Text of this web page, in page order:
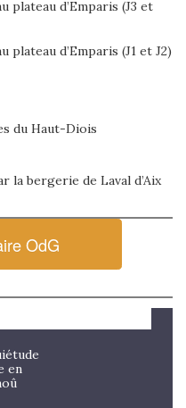
plateau d’Emparis (J3 et
d’Emparis (J1 et J2)
du Haut-Diois
la bergerie de Laval d’Aix
OdG
en